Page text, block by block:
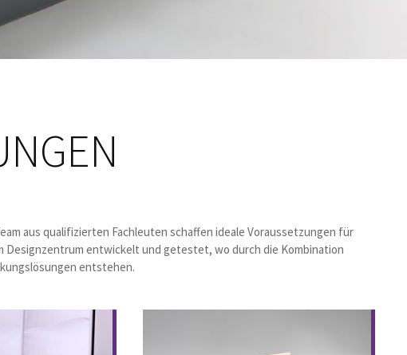
aus qualifizierten Fachleuten schaffen ideale Voraussetzungen für
Designzentrum entwickelt und getestet, wo durch die Kombination
entstehen.